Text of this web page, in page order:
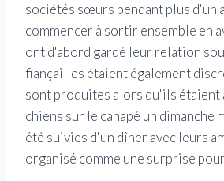
sociétés sœurs pendant plus d'un
commencer à sortir ensemble en
ont d'abord gardé leur relation
fiançailles étaient également
sont produites alors qu'ils étaient
chiens sur le canapé un dimanche
été suivies d'un dîner avec leurs
organisé comme une surprise